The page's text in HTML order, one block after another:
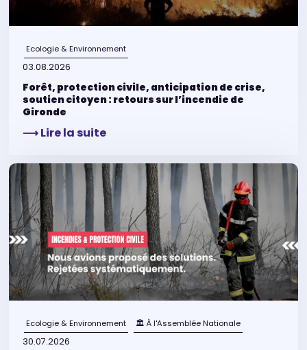
Ecologie & Environnement
03.08.2026
Forêt, protection civile, anticipation de crise,
soutien citoyen : retours sur l’incendie de
Gironde
⟶ Lire la suite
Ecologie & Environnement 🏛 À l'Assemblée Nationale
30.07.2026